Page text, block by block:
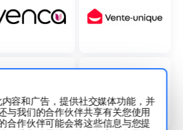
容和广告，提供社交媒体功能，并
与我们的合作伙伴共享有关您使用
合作伙伴可能会将这些信息与您提